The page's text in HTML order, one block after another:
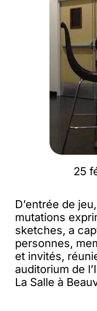
Intéressés
Spiritualité
Nous soutenir
La 25
D’entrée de
mutations
sketches, a
personnes,
et invités,
auditorium de
La Salle à